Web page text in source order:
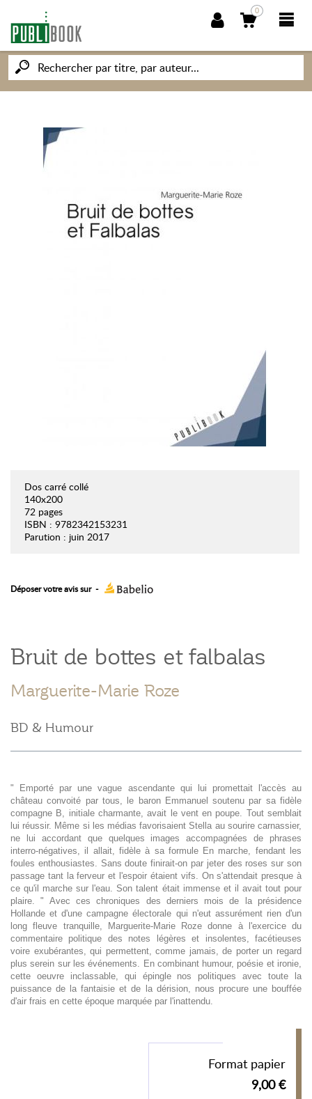
0
NOUVEAUTÉS
CONNAISSANCES ET SAVOIRS
MON PETIT ÉDITEUR
Dos carré collé
140x200
72 pages
ISBN : 9782342153231
Parution : juin 2017
Déposer votre avis sur -
Bruit de bottes et falbalas
Marguerite-Marie Roze
BD & Humour
" Emporté par une vague ascendante qui lui promettait l'accès au
château convoité par tous, le baron Emmanuel soutenu par sa fidèle
compagne B, initiale charmante, avait le vent en poupe. Tout semblait
lui réussir. Même si les médias favorisaient Stella au sourire carnassier,
ne lui accordant que quelques images accompagnées de phrases
interro-négatives, il allait, fidèle à sa formule En marche, fendant les
foules enthousiastes. Sans doute finirait-on par jeter des roses sur son
passage tant la ferveur et l'espoir étaient vifs. On s'attendait presque à
ce qu'il marche sur l'eau. Son talent était immense et il avait tout pour
plaire. " Avec ces chroniques des derniers mois de la présidence
Hollande et d'une campagne électorale qui n'eut assurément rien d'un
long fleuve tranquille, Marguerite-Marie Roze donne à l'exercice du
commentaire politique des notes légères et insolentes, facétieuses
voire exubérantes, qui permettent, comme jamais, de porter un regard
plus serein sur les événements. En combinant humour, poésie et ironie,
cette oeuvre inclassable, qui épingle nos politiques avec toute la
puissance de la fantaisie et de la dérision, nous procure une bouffée
d'air frais en cette époque marquée par l'inattendu.
Format papier
9,00 €